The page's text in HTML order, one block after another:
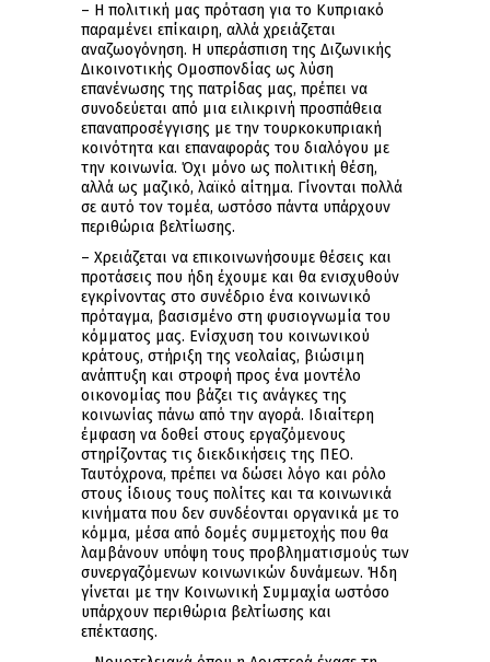
– Η πολιτική μας πρόταση για το Κυπριακό
παραμένει επίκαιρη, αλλά χρειάζεται
αναζωογόνηση. Η υπεράσπιση της Διζωνικής
Δικοινοτικής Ομοσπονδίας ως λύση
επανένωσης της πατρίδας μας, πρέπει να
συνοδεύεται από μια ειλικρινή προσπάθεια
επαναπροσέγγισης με την τουρκοκυπριακή
κοινότητα και επαναφοράς του διαλόγου με
την κοινωνία. Όχι μόνο ως πολιτική θέση,
αλλά ως μαζικό, λαϊκό αίτημα. Γίνονται πολλά
σε αυτό τον τομέα, ωστόσο πάντα υπάρχουν
περιθώρια βελτίωσης.
– Χρειάζεται να επικοινωνήσουμε θέσεις και
προτάσεις που ήδη έχουμε και θα ενισχυθούν
εγκρίνοντας στο συνέδριο ένα κοινωνικό
πρόταγμα, βασισμένο στη φυσιογνωμία του
κόμματος μας. Ενίσχυση του κοινωνικού
κράτους, στήριξη της νεολαίας, βιώσιμη
ανάπτυξη και στροφή προς ένα μοντέλο
οικονομίας που βάζει τις ανάγκες της
κοινωνίας πάνω από την αγορά. Ιδιαίτερη
έμφαση να δοθεί στους εργαζόμενους
στηρίζοντας τις διεκδικήσεις της ΠΕΟ.
Ταυτόχρονα, πρέπει να δώσει λόγο και ρόλο
στους ίδιους τους πολίτες και τα κοινωνικά
κινήματα που δεν συνδέονται οργανικά με το
κόμμα, μέσα από δομές συμμετοχής που θα
λαμβάνουν υπόψη τους προβληματισμούς των
συνεργαζόμενων κοινωνικών δυνάμεων. Ήδη
γίνεται με την Κοινωνική Συμμαχία ωστόσο
υπάρχουν περιθώρια βελτίωσης και
επέκτασης.